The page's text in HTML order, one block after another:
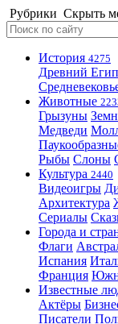
Рубрики Скрыть
История 4275
Древний
Животные
Грызуны
Медведи
Рыбы Слоны
Культура 2440
Видеоигры
Архитектура
Сериалы
Города и
Флаги
Испания
Франция
Известные
Актёры
Писатели